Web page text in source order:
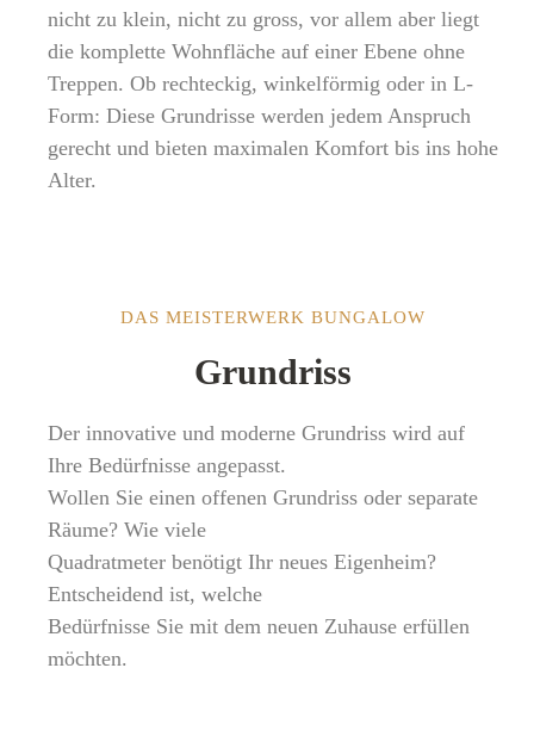
nicht zu klein, nicht zu gross, vor allem aber liegt
die komplette Wohnfläche auf einer Ebene ohne
Treppen. Ob rechteckig, winkelförmig oder in L-
Form: Diese Grundrisse werden jedem Anspruch
gerecht und bieten maximalen Komfort bis ins hohe
Alter.
DAS MEISTERWERK BUNGALOW
Grundriss
Der innovative und moderne Grundriss wird auf
Ihre Bedürfnisse angepasst.
Wollen Sie einen offenen Grundriss oder separate
Räume? Wie viele
Quadratmeter benötigt Ihr neues Eigenheim?
Entscheidend ist, welche
Bedürfnisse Sie mit dem neuen Zuhause erfüllen
möchten.